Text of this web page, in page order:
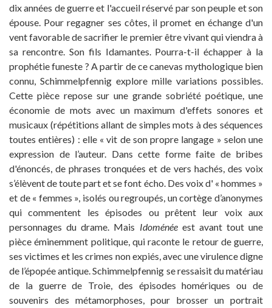
dix années de guerre et l'accueil réservé par son peuple et son
épouse. Pour regagner ses côtes, il promet en échange d'un
vent favorable de sacrifier le premier être vivant qui viendra à
sa rencontre. Son fils Idamantes. Pourra-t-il échapper à la
prophétie funeste ? A partir de ce canevas mythologique bien
connu, Schimmelpfennig explore mille variations possibles.
Cette pièce repose sur une grande sobriété poétique, une
économie de mots avec un maximum d'effets sonores et
musicaux (répétitions allant de simples mots à des séquences
toutes entières) : elle « vit de son propre langage » selon une
expression de l’auteur. Dans cette forme faite de bribes
d'énoncés, de phrases tronquées et de vers hachés, des voix
s’élèvent de toute part et se font écho. Des voix d' « hommes »
et de « femmes », isolés ou regroupés, un cortège d’anonymes
qui commentent les épisodes ou prêtent leur voix aux
personnages du drame. Mais Idoménée est avant tout une
pièce éminemment politique, qui raconte le retour de guerre,
ses victimes et les crimes non expiés, avec une virulence digne
de l’épopée antique. Schimmelpfennig se ressaisit du matériau
de la guerre de Troie, des épisodes homériques ou de
souvenirs des métamorphoses, pour brosser un portrait